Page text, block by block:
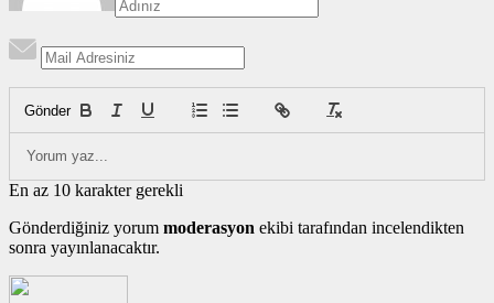
Gönder
En az 10 karakter gerekli
Gönderdiğiniz yorum moderasyon ekibi tarafından incelendikten
sonra yayınlanacaktır.